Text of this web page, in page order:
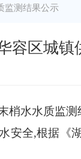
监测结果公示
容区城镇
梢水水质监测
安全,根据《